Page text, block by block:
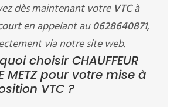
dès maintenant votre VTCà
en appelant au0628640871,
via notre site web.
choisir CHAUFFEUR
METZ pour votre mise à
VTC ?